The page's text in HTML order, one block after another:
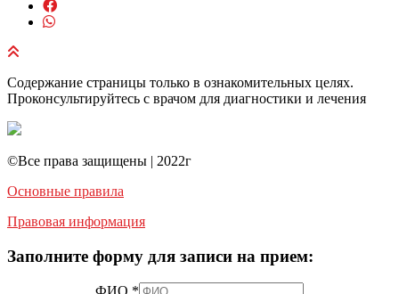
Содержание страницы только в ознакомительных целях.
Проконсультируйтесь с врачом для диагностики и лечения
©️Все права защищены | 2022г
Основные правила
Правовая информация
Заполните форму для записи на прием: